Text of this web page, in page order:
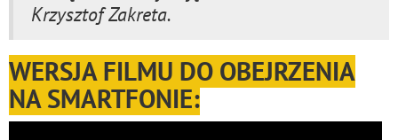
Krzysztof Zakreta.
WERSJA FILMU DO OBEJRZENIA
NA SMARTFONIE: